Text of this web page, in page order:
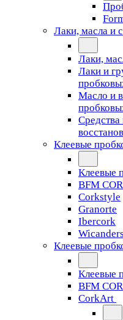
Лаки, масла и
Лаки,
Лаки и
Масло и
Средства
Клеевые
Клеевые
BFM
Corkstyle
Granorte
Ibercork
Wicanders
Клеевые
Клеевые
BFM
CorkArt